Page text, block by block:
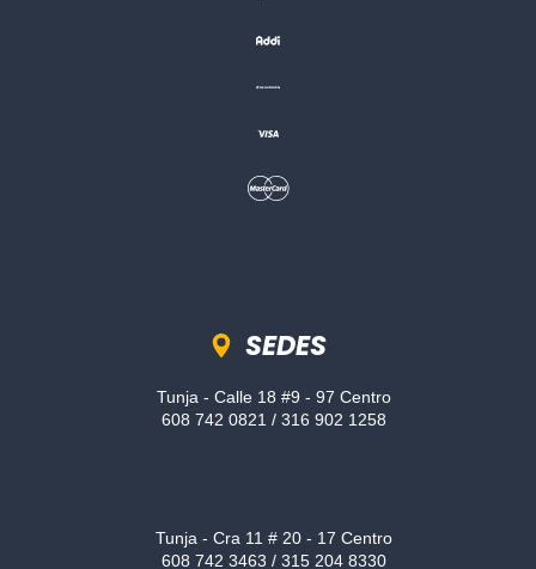
SEDES
Tunja - Calle 18 #9 - 97 Centro
608 742 0821 / 316 902 1258
Tunja - Cra 11 # 20 - 17 Centro
608 742 3463 / 315 204 8330